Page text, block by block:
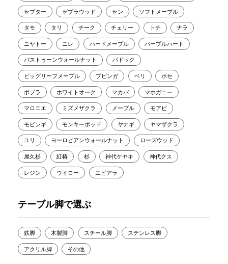
セプター ゼブラウッド セン ソフトメープル
タモ タリ チーク チェリー トチ ナラ
ニヤトー ニレ ハードメープル パープルハート
バストゥーンウォールナット パドック
ビッグリーフメープル ブビンガ ベリ ボセ
ポプラ ホワイトオーク マカバ マホガニー
マロニエ ミズメザクラ メープル モアビ
モビンギ モンキーポッド ヤナギ ヤマザクラ
ユリ ヨーロピアンウォールナット ローズウッド
屋久杉 紅椿 杉 神代ケヤキ 神代クス
レジン ウイロー エビアラ
テーブル脚で選ぶ
鉄脚 木製脚 スチール脚 ステンレス脚
アクリル脚 その他